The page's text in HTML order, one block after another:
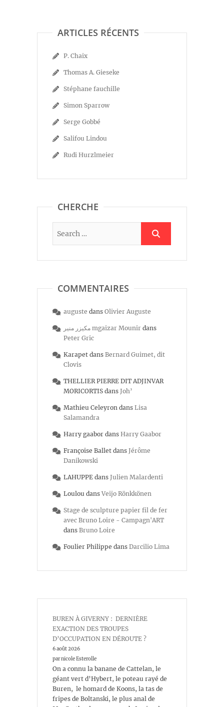
ARTICLES RÉCENTS
P. Chaix
Thomas A. Gieseke
Stéphane fauchille
Simon Sparrow
Serge Gobbé
Salifou Lindou
Rudi Hurzlmeier
CHERCHE
COMMENTAIRES
auguste dans Olivier Auguste
مكيزر منير mgaizar Mounir dans
Peter Gric
Karapet dans Bernard Guimet, dit
Clovis
THELLIER PIERRE DIT ADJINVAR
MORICORTIS dans Joh’
Mathieu Celeyron dans Lisa
Salamandra
Harry gaabor dans Harry Gaabor
Françoise Ballet dans Jérôme
Danikowski
LAHUPPE dans Julien Malardenti
Loulou dans Veijo Rönkkönen
Stage de sculpture papier fil de fer
avec Bruno Loire - Campagn'ART
dans Bruno Loire
Foulier Philippe dans Darcilio Lima
BUREN À GIVERNY : DERNIÈRE
EXACTION DES TROUPES
D’OCCUPATION EN DÉROUTE ?
6 août 2026
par nicole Esterolle
On a connu la banane de Cattelan, le
géant vert d’Hybert, le poteau rayé de
Buren, le homard de Koons, la tas de
fripes de Boltanski, le plus anal de